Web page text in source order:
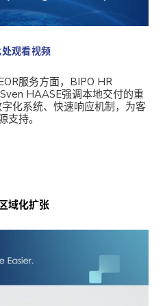
观看视频
服务方面，BIPO HR
HAASE强调本地交付的重
化系统、快速响应机制，为客
支持。
域化扩张